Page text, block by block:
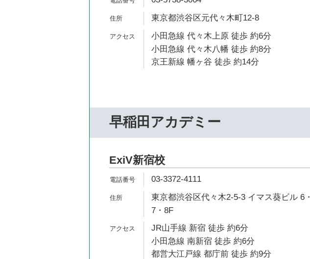
東京都渋谷区元代々木町12-8
小田急線 代々木上原 徒歩 約6分
小田急線 代々木八幡 徒歩 約8分
京王新線 幡ヶ谷 徒歩 約14分
早稲田アカデミー
ExiV新宿校
03-3372-4111
東京都渋谷区代々木2-5-3 イマス葵ビル 6・
7・8F
JR山手線 新宿 徒歩 約6分
小田急線 南新宿 徒歩 約6分
都営大江戸線 都庁前 徒歩 約9分